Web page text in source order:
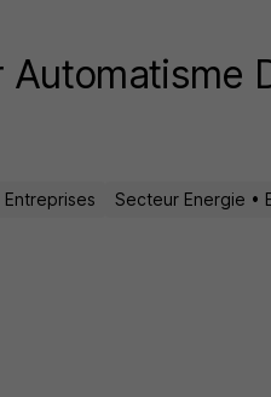
Secteur Energie •